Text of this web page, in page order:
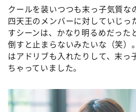
クールを装いつつも末っ子気質な
四天王のメンバーに対していじっ
すシーンは、かなり明るめだった
倒すと止まらないみたいな（笑）
はアドリブも入れたりして、末っ
ちゃっていました。